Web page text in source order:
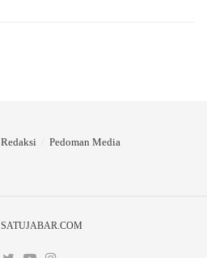
Redaksi Pedoman Media
SATUJABAR.COM